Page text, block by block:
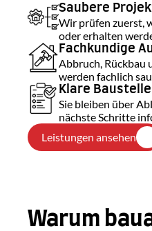
Saubere
Wir prüfen zuerst,
oder erhalten
Fachkundige
Abbruch, Rückbau
werden fachlich
Klare
Sie bleiben über
nächste Schritte
Leistungen ansehen
Warum